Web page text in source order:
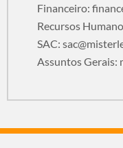
Financeiro:
Recursos
SAC:
Assuntos Gerais: